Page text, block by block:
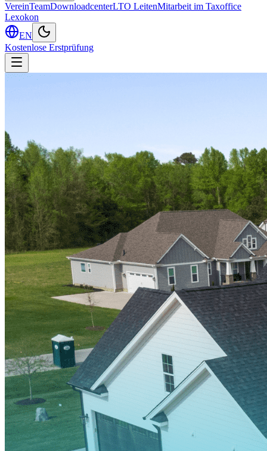
VereinTeamDownloadcenterLTO LeitenMitarbeit im Taxoffice
Lexokon
EN
Kostenlose Erstprüfung